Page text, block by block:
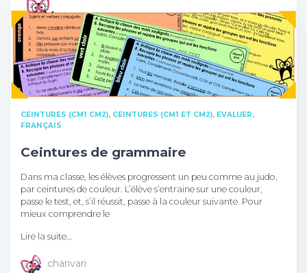
CEINTURES (CM1 CM2) CEINTURES (CM1 ET CM2) EVALUER
FRANÇAIS
Ceintures de grammaire
Dans ma classe, les élèves progressent un peu comme au judo,
par ceintures de couleur. L’élève s’entraine sur une couleur,
passe le test, et, s’il réussit, passe à la couleur suivante. Pour
mieux comprendre le
Lire la suite…
charivari